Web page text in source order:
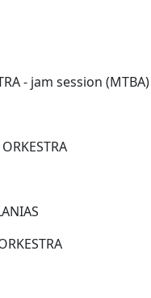
- jam session (MTBA)